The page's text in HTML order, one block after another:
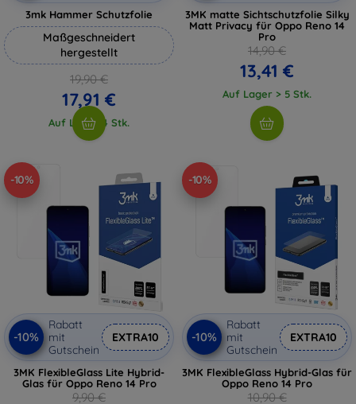
3mk Hammer Schutzfolie
Maßgeschneidert
hergestellt
19,90 €
17,91 €
Auf Lager 4 Stk.
3MK matte Sichtschutzfolie Silky
Matt Privacy für Oppo Reno 14
Pro
14,90 €
13,41 €
Auf Lager > 5 Stk.
-10%
-10%
Rabatt
mit
Gutschein
EXTRA10
3MK FlexibleGlass Lite Hybrid-
Glas für Oppo Reno 14 Pro
9,90 €
-10%
-10%
Rabatt
mit
Gutschein
EXTRA10
3MK FlexibleGlass Hybrid-Glas für
Oppo Reno 14 Pro
10,90 €